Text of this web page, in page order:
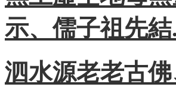
示、儒子祖先結
泗水源老老古